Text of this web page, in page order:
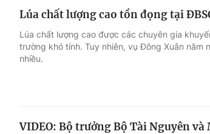
Lúa chất lượng cao tồn đọng tại
Lúa chất lượng cao được các chuyên gia
trường khó tính. Tuy nhiên, vụ Đông Xuân
nhiều.
VIDEO: Bộ trưởng Bộ Tài Nguyên